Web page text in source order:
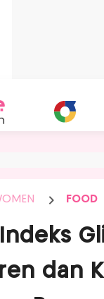
FOOD
Indeks
dan